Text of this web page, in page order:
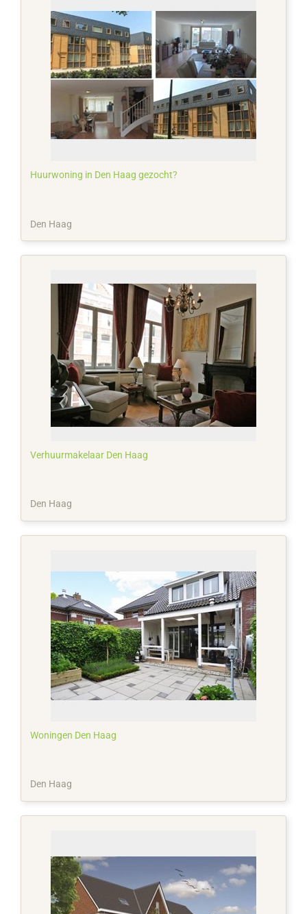
Huurwoning in Den Haag gezocht?
Den Haag
Verhuurmakelaar Den Haag
Den Haag
Woningen Den Haag
Den Haag